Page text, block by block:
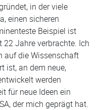
in der viele
einen sicheren
Beispiel ist
Jahre verbrachte. Ich
auf die Wissenschaft
ist, an dem neue,
werden
für neue Ideen ein
der mich geprägt hat.